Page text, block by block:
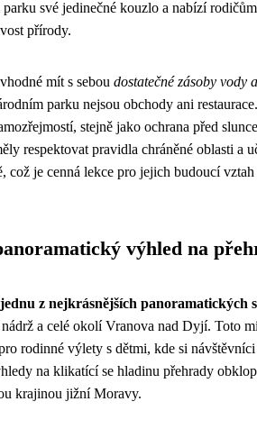
své jedinečné kouzlo a nabízí
přírody.
mít s sebou dostatečné zásoby vody
parku nejsou obchody ani
stejně jako ochrana před
respektovat pravidla chráněné oblasti a
což je cenná lekce pro jejich budoucí
výhled na
z nejkrásnějších panoramatických
a celé okolí Vranova nad Dyjí. Toto
rodinné výlety s dětmi, kde si
na klikatící se hladinu přehrady
krajinou jižní Moravy.